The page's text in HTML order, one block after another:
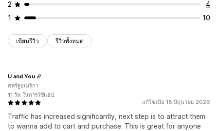
2
4
1
10
เขียนรีวิว รีวิวทั้งหมด
แก้ไขเมื่อ 18 มิถุนายน 2026
Traffic has increased significantly, next step is to attract them
to wanna add to cart and purchase. This is great for anyone
U and You
สหรัฐอเมริกา
11 วัน ในการใช้แอป